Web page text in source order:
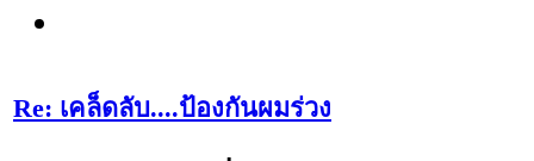
Re: เคล็ดลับ....ป้องกันผมร่วง